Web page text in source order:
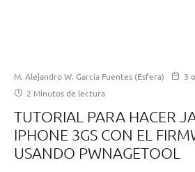
M. Alejandro W. García Fuentes (Esfera)
3
2 Minutos de lectura
TUTORIAL PARA HACER
IPHONE 3GS CON EL
USANDO PWNAGETOOL